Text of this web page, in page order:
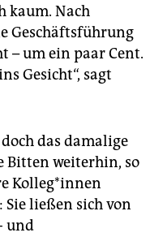
kaum. Nach
Geschäftsführung
– um ein paar Cent.
Gesicht“, sagt
das damalige
Bitten weiterhin, so
Kol­le­g*in­nen
ließen sich von
und